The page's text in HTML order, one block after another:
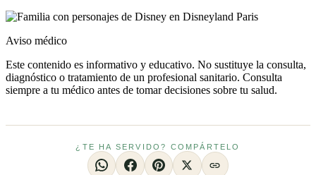
Aviso médico
Este contenido es informativo y educativo. No sustituye la consulta,
diagnóstico o tratamiento de un profesional sanitario. Consulta
siempre a tu médico antes de tomar decisiones sobre tu salud.
¿TE HA SERVIDO? COMPÁRTELO